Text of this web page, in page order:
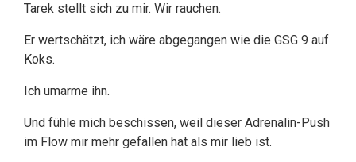
Tarek stellt sich zu mir. Wir rauchen.
Er wertschätzt, ich wäre abgegangen wie die GSG 9 auf
Koks.
Ich umarme ihn.
Und fühle mich beschissen, weil dieser Adrenalin-Push
im Flow mir mehr gefallen hat als mir lieb ist.